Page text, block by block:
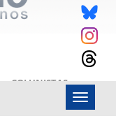
COLUNISTAS
Menu